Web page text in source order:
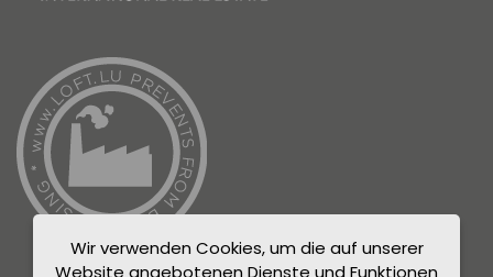
Wir verwenden Cookies, um die auf unserer
Website angebotenen Dienste und Funktionen